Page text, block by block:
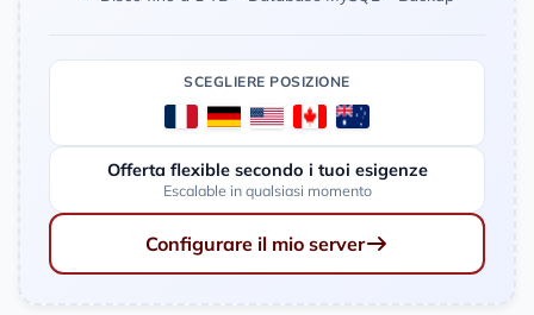
SCEGLIERE POSIZIONE
Offerta flexible secondo i tuoi esigenze
Escalable in qualsiasi momento
Configurare il mio server